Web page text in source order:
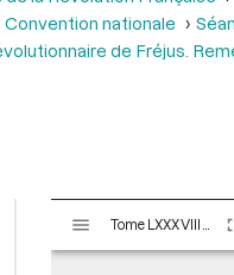
nationale
de Fréjus.
s